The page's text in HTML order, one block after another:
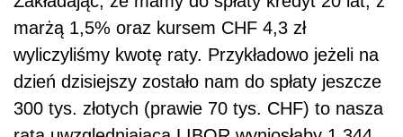
marżą 1,5% oraz kursem CHF 4,3 zł
wyliczyliśmy kwotę raty. Przykładowo jeżeli na
dzień dzisiejszy zostało nam do spłaty jeszcze
300 tys. złotych (prawie 70 tys. CHF) to nasza